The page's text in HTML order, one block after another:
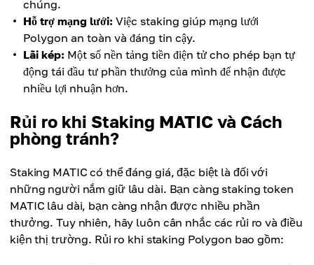
chúng.
Hỗ trợ mạng lưới: Việc staking giúp mạng lưới
Polygon an toàn và đáng tin cậy.
Lãi kép: Một số nền tảng tiền điện tử cho phép bạn tự
động tái đầu tư phần thưởng của mình để nhận được
nhiều lợi nhuận hơn.
Rủi ro khi Staking MATIC và Cách
phòng tránh?
Staking MATIC có thể đáng giá, đặc biệt là đối với
những người nắm giữ lâu dài. Bạn càng staking token
MATIC lâu dài, bạn càng nhận được nhiều phần
thưởng. Tuy nhiên, hãy luôn cân nhắc các rủi ro và điều
kiện thị trường. Rủi ro khi staking Polygon bao gồm: